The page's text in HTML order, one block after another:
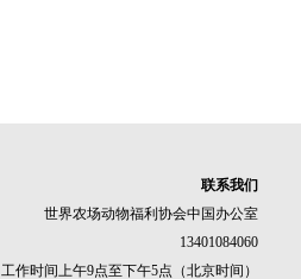
联系我们
世界农场动物福利协会中国办公室
13401084060
工作时间上午9点至下午5点（北京时间）